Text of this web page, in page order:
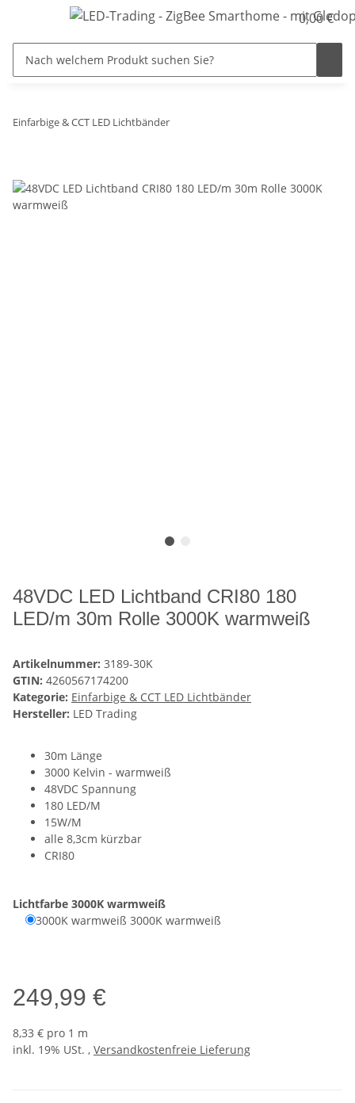
0,00 €
Einfarbige & CCT LED Lichtbänder
48VDC LED Lichtband CRI80 180
LED/m 30m Rolle 3000K warmweiß
Artikelnummer: 3189-30K
GTIN: 4260567174200
Kategorie: Einfarbige & CCT LED Lichtbänder
Hersteller: LED Trading
30m Länge
3000 Kelvin - warmweiß
48VDC Spannung
180 LED/M
15W/M
alle 8,3cm kürzbar
CRI80
Lichtfarbe 3000K warmweiß
3000K warmweiß 3000K warmweiß
249,99 €
8,33 € pro 1 m
inkl. 19% USt. , Versandkostenfreie Lieferung